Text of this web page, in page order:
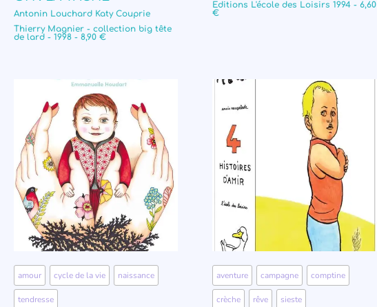
Antonin Louchard Katy Couprie
Thierry Magnier - collection big tête
de lard - 1998 - 8,90 €
Editions L'école des Loisirs 1994 - 6,60
€
amour cycle de la vie naissance
tendresse
aventure campagne comptine
crèche rêve sieste